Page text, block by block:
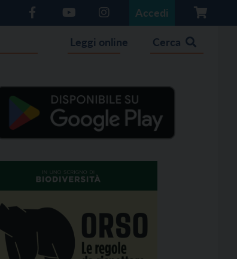
Accedi
Leggi online Cerca